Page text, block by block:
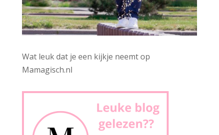
Wat leuk dat je een kijkje neemt op
Mamagisch.nl